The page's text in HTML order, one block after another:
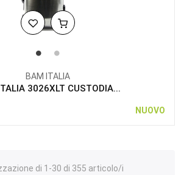
BAM ITALIA
3026XLT CUSTODIA...
NUOVO
di 1-30 di 355 articolo/i